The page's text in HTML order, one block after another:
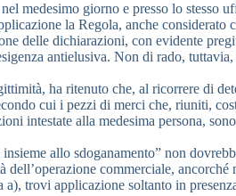
medesimo giorno e presso lo
la Regola, anche
delle dichiarazioni, con evidente
antielusiva. Non di rado,
ha ritenuto che, al ricorrere di
cui i pezzi di merci che, riuniti,
intestate alla medesima persona,
allo sdoganamento” non
commerciale,
trovi applicazione soltanto in